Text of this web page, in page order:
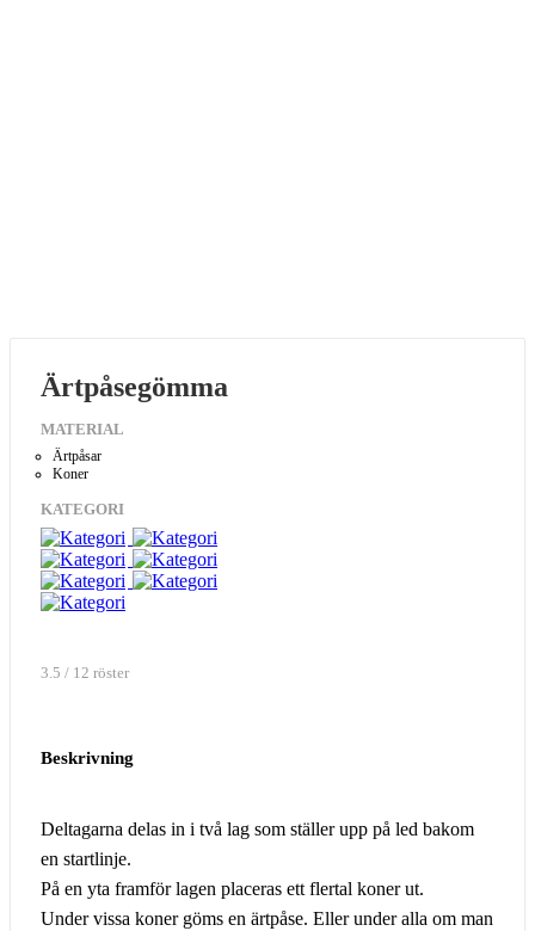
Ärtpåsegömma
MATERIAL
Ärtpåsar
Koner
KATEGORI
3.5 / 12 röster
Beskrivning
Deltagarna delas in i två lag som ställer upp på led bakom
en startlinje.
På en yta framför lagen placeras ett flertal koner ut.
Under vissa koner göms en ärtpåse. Eller under alla om man